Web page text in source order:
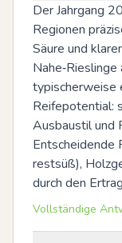
Der Jahrgang
Regionen
Säure und
typischerweise
Reifepotential:
Ausbaustil und
Entscheidende
restsüß),
durch den
Vollständige